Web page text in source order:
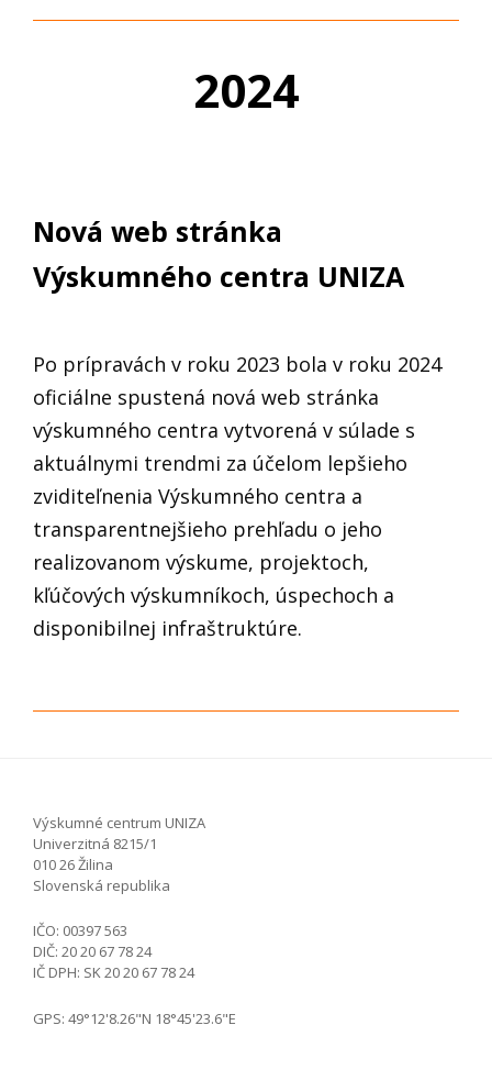
2024
Nová web stránka
Výskumného centra UNIZA
Po prípravách v roku 2023 bola v roku 2024
oficiálne spustená nová web stránka
výskumného centra vytvorená v súlade s
aktuálnymi trendmi za účelom lepšieho
zviditeľnenia Výskumného centra a
transparentnejšieho prehľadu o jeho
realizovanom výskume, projektoch,
kľúčových výskumníkoch, úspechoch a
disponibilnej infraštruktúre.
Výskumné centrum UNIZA
Univerzitná 8215/1
010 26 Žilina
Slovenská republika
IČO: 00397 563
DIČ: 20 20 67 78 24
IČ DPH: SK 20 20 67 78 24
GPS: 49°12'8.26"N 18°45'23.6"E